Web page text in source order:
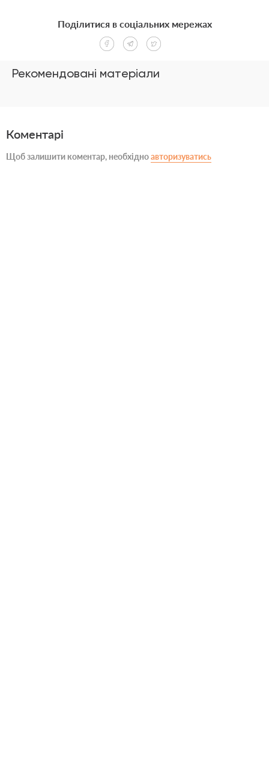
Рекомендовані матеріали
Поділитися в соціальних мережах
Коментарі
Щоб залишити коментар, необхідноавторизуватись